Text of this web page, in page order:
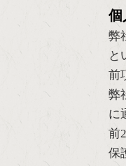
個
弊
と
前
弊
に
前
保